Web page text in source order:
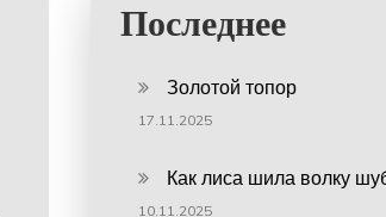
Последнее
Золотой топор
17.11.2025
Как лиса шила волку
10.11.2025